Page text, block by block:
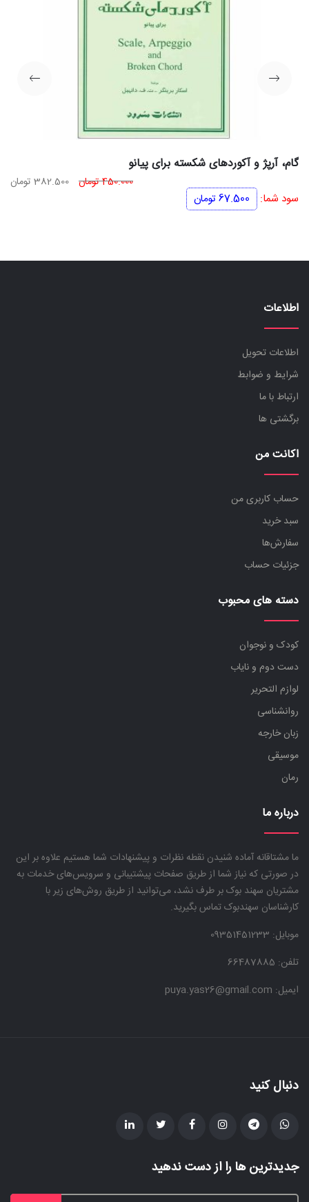
گام، آرپژ و آکوردهای شکسته برای پیانو
450.000تومان قیمت
382.500 تومان
سود شما: 67.500تومان
اطلاعات
اطلاعات تحویل
شرایط و ضوابط
ارتباط با ما
برگشتی ها
اکانت من
حساب کاربری من
سبد خرید
سفارش‌ها
جزئیات حساب
دسته های محبوب
کودک و نوجوان
دست دوم و نایاب
لوازم التحریر
روانشناسی
زبان خارجه
موسیقی
رمان
درباره ما
ما مشتاقانه آماده شنیدن نقطه نظرات و پیشنهادات شما هستیم علاوه بر این
در صورتی که نیاز شما از طریق صفحات پیشتیبانی و سرویس‌های خدمات به
مشتریان سهند بوک بر طرف نشد، می‌توانید از طریق روش‌های زیر با
کارشناسان سهندبوک تماس بگیرید.
موبایل:
تلفن: 66487885
ایمیل: puya.yas26@gmail.com
دنبال کنید
جدیدترین ها را از دست ندهید